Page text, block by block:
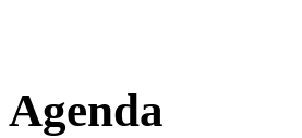
Agenda